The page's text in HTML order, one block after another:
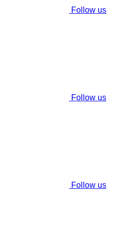
Follow us
Follow us
Follow us